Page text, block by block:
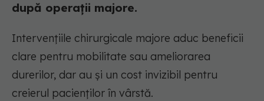
după operații majore.
Intervențiile chirurgicale majore aduc beneficii
clare pentru mobilitate sau ameliorarea
durerilor, dar au și un cost invizibil pentru
creierul pacienților în vârstă.